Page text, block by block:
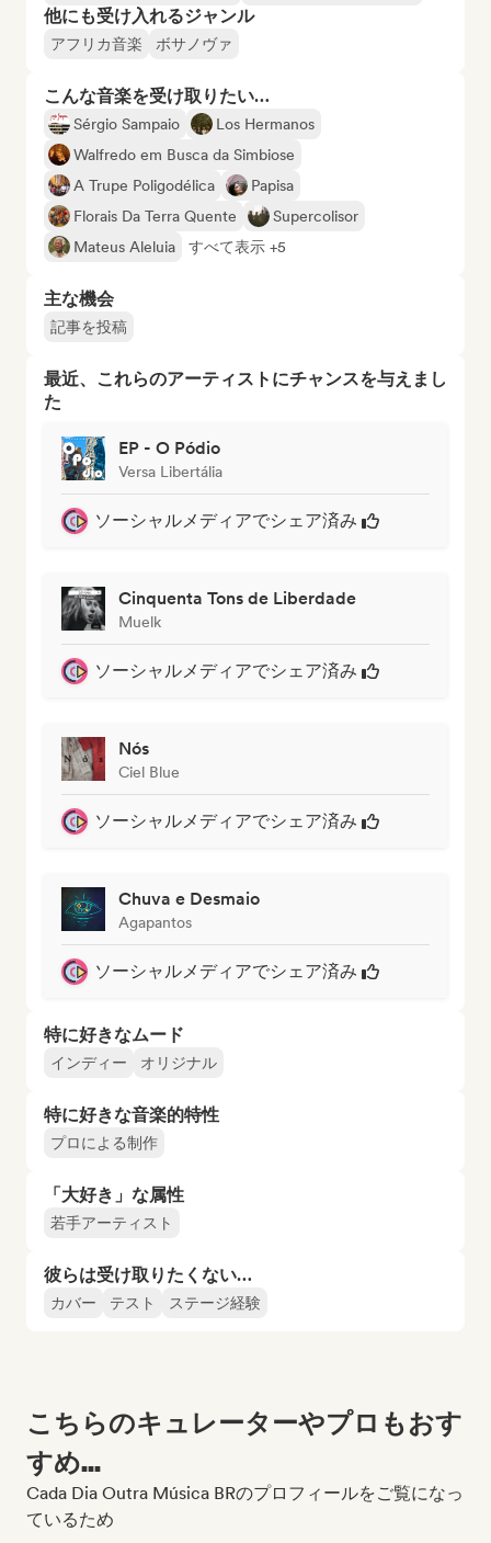
他にも受け入れるジャンル
アフリカ音楽 ボサノヴァ
こんな音楽を受け取りたい…
Sérgio Sampaio
Los Hermanos
Walfredo em Busca da Simbiose
A Trupe Poligodélica
Papisa
Florais Da Terra Quente
Supercolisor
Mateus Aleluia
すべて表示 +5
主な機会
記事を投稿
最近、これらのアーティストにチャンスを与えまし
た
EP - O Pódio
Versa Libertália
ソーシャルメディアでシェア済み
Cinquenta Tons de Liberdade
Muelk
ソーシャルメディアでシェア済み
Nós
Ciel Blue
ソーシャルメディアでシェア済み
Chuva e Desmaio
Agapantos
ソーシャルメディアでシェア済み
特に好きなムード
インディー オリジナル
特に好きな音楽的特性
プロによる制作
「大好き」な属性
若手アーティスト
彼らは受け取りたくない…
カバー テスト ステージ経験
こちらのキュレーターやプロもおす
すめ...
Cada Dia Outra Música BRのプロフィールをご覧になっ
ているため